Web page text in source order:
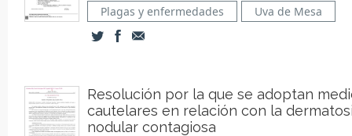
Plagas y enfermedades Uva de Mesa
Resolución por la que se adoptan
cautelares en relación con la
nodular contagiosa